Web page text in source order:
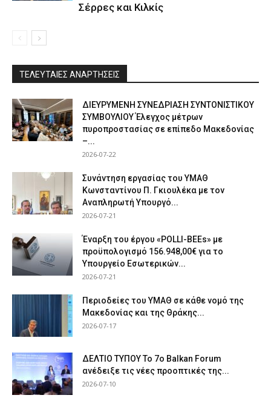
Σέρρες και Κιλκίς
ΤΕΛΕΥΤΑΙΕΣ ΑΝΑΡΤΗΣΕΙΣ
ΔΙΕΥΡΥΜΕΝΗ ΣΥΝΕΔΡΙΑΣΗ ΣΥΝΤΟΝΙΣΤΙΚΟΥ
ΣΥΜΒΟΥΛΙΟΥ Έλεγχος μέτρων
πυροπροστασίας σε επίπεδο Μακεδονίας
–...
2026-07-22
Συνάντηση εργασίας του ΥΜΑΘ
Κωνσταντίνου Π. Γκιουλέκα με τον
Αναπληρωτή Υπουργό...
2026-07-21
Έναρξη του έργου «POLLI-BEEs» με
προϋπολογισμό 156.948,00€ για το
Υπουργείο Εσωτερικών...
2026-07-21
Περιοδείες του ΥΜΑΘ σε κάθε νομό της
Μακεδονίας και της Θράκης...
2026-07-17
ΔΕΛΤΙΟ ΤΥΠΟΥ Το 7ο Balkan Forum
ανέδειξε τις νέες προοπτικές της...
2026-07-10